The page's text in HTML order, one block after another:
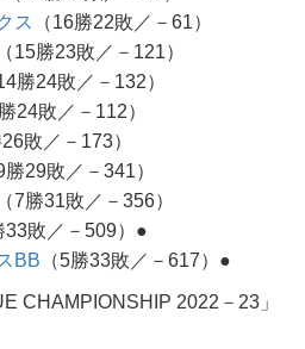
ス
（16勝22敗／－61）
（15勝23敗／－121）
14勝24敗／－132）
24敗／－112）
26敗／－173）
勝29敗／－341）
（7勝31敗／－356）
33敗／－509）●
BB （5勝33敗／－617）●
CHAMPIONSHIP 2022－23」